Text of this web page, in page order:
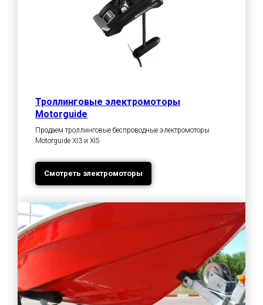
Троллинговые электромоторы
Motorguide
Продаем троллинговые беспроводные электромоторы
Motorguide XI3 и XI5
Смотреть электромоторы